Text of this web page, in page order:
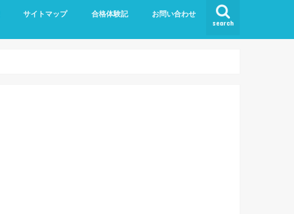
search
サイトマップ 合格体験記 お問い合わせ